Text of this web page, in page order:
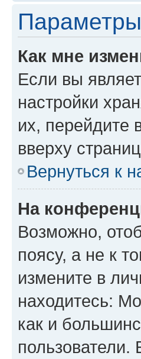
Как мне
Если вы
настройки
их, перейдите
вверху
Вернуться к
На
Возможно,
поясу, а не к
измените в
находитесь:
как и
пользователи.